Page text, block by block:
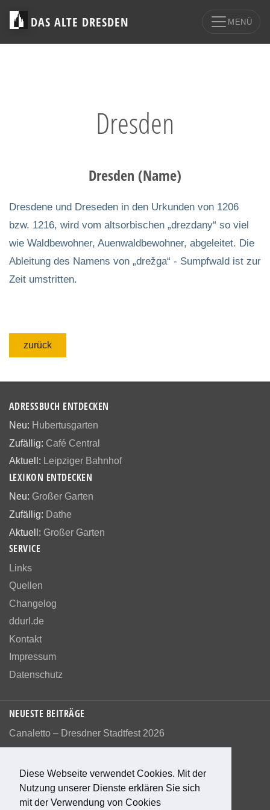
Diese Webseite verwendet Cookies. Mit der
Nutzung unserer Dienste erklären Sie sich
mit der Verwendung von Cookies
DAS ALTE DRESDEN MENÜ
Dresden
Dresden (Name)
Dresdene und Dreseden in den Urkunden von 1206
bzw. 1216, wird vom altsorbischen „drezdany“ so viel
wie Waldbewohner, Auenwaldbewohner, abgeleitet. Die
Ableitung des Namens von „drežga“ - Sumpfwald ist zur
Zeit umstritten.
zurück
ADRESSBUCH ENTDECKEN
Neu: Hubertusgarten
Zufällig: Café Central
Aktuell: Leipziger Bahnhof
LEXIKON ENTDECKEN
Neu: Großer Garten
Zufällig: Dathe
Aktuell: Großer Garten
SERVICE
Links
Quellen
Changelog
ddurl.de
Kontakt
Impressum
Datenschutz
NEUESTE BEITRÄGE
Canaletto – Dresdner Stadtfest 2026
Bewerte diese Seite